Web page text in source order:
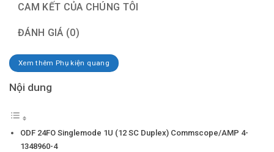
CAM KẾT CỦA CHÚNG TÔI
ĐÁNH GIÁ (0)
Xem thêm Phụ kiện quang
Nội dung
ODF 24FO Singlemode 1U (12 SC Duplex) Commscope/AMP 4-
1348960-4